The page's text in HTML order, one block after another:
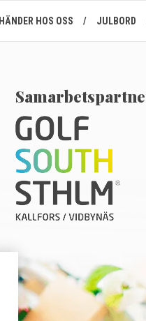
HÄNDER HOS OSS / JULBORD